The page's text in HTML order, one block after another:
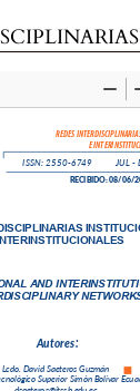
del artículo
E INTERINSTITUCIONALES